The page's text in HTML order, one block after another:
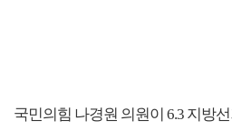
국민의힘 나경원 의원이 6.3 지방